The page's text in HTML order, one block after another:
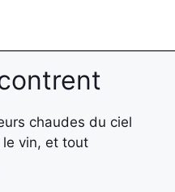
chaudes du ciel
vin, et tout